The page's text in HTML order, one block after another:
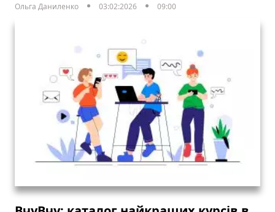
Ольга Даниленко 03:02:2026 09:00